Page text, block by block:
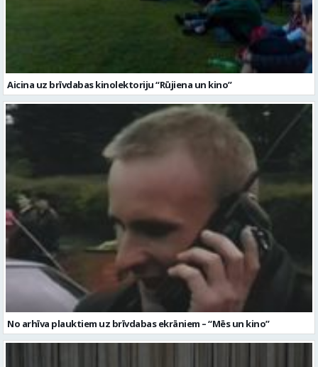
No arhīva plauktiem uz brīvdabas ekrāniem – “Mēs un kino”